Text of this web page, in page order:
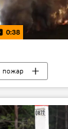
0:38
пожар